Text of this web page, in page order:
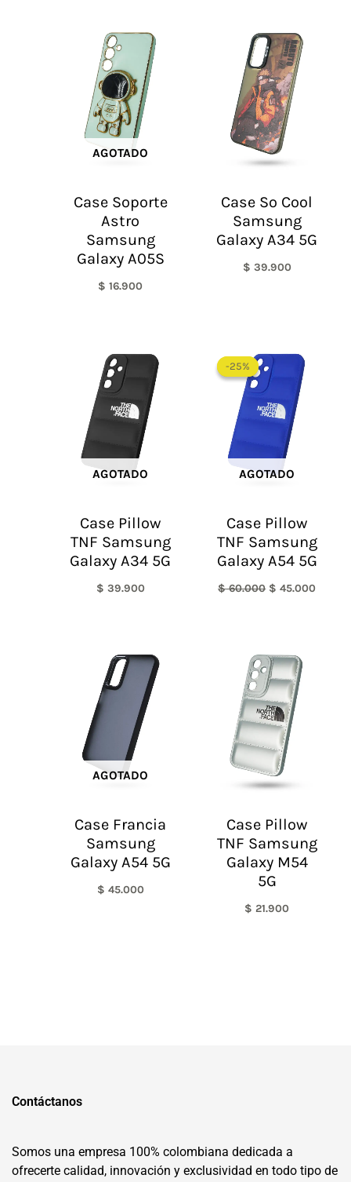
AGOTADO
Case Soporte
Astro
Samsung
Galaxy A05S
$ 16.900
Case So Cool
Samsung
Galaxy A34 5G
$ 39.900
AGOTADO
Case Pillow
TNF Samsung
Galaxy A34 5G
$ 39.900
-25%
AGOTADO
-25%
Case Pillow
TNF Samsung
Galaxy A54 5G
$60.000
precio
original
era:
$ 60.000.
$ 45.000
AGOTADO
Case Francia
Samsung
Galaxy A54 5G
$ 45.000
Case Pillow
TNF Samsung
Galaxy M54
5G
$ 21.900
Contáctanos
Somos una empresa 100% colombiana dedicada a
ofrecerte calidad, innovación y exclusividad en todo tipo de